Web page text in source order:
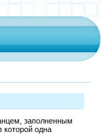
заполненным
которой одна